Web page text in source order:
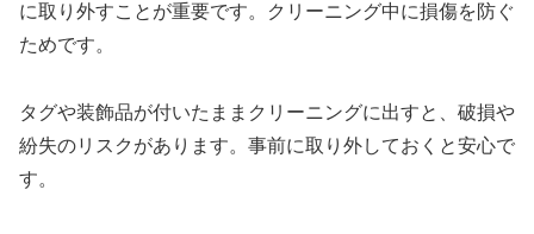
に取り外すことが重要です。クリーニング中に損傷を防ぐ
ためです。
タグや装飾品が付いたままクリーニングに出すと、破損や
紛失のリスクがあります。事前に取り外しておくと安心で
す。